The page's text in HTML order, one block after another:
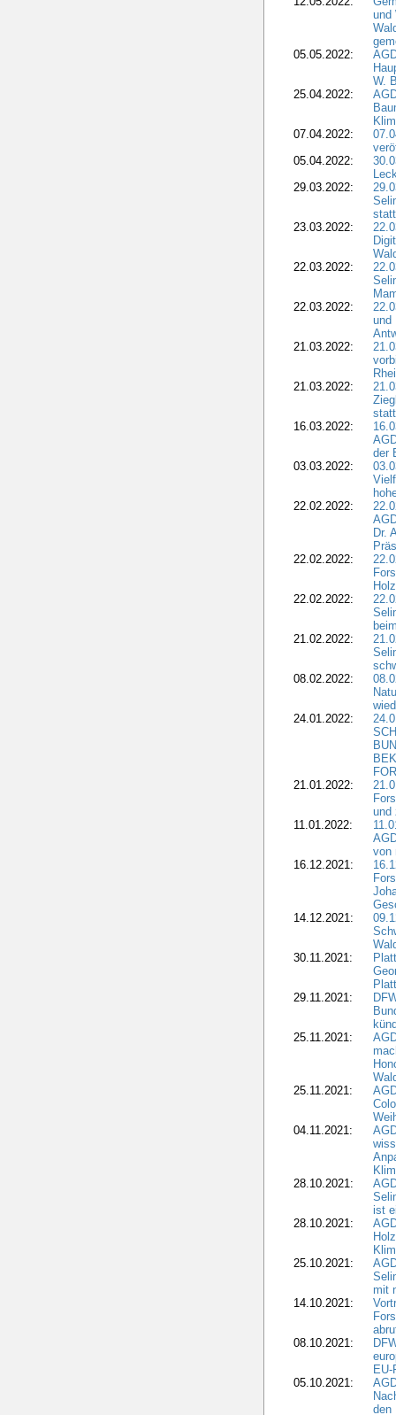
und
05.05.2022:
W.
25.04.2022:
07.04.2022:
05.04.2022:
29.03.2022:
23.03.2022:
22.03.2022:
22.03.2022:
und
21.03.2022:
21.03.2022:
16.03.2022:
der
03.03.2022:
22.02.2022:
Dr.
22.02.2022:
22.02.2022:
21.02.2022:
08.02.2022:
24.01.2022:
21.01.2022:
und
11.01.2022:
von
16.12.2021:
14.12.2021:
30.11.2021:
29.11.2021:
25.11.2021:
25.11.2021:
04.11.2021:
28.10.2021:
ist
28.10.2021:
25.10.2021:
mit
14.10.2021:
08.10.2021:
05.10.2021:
den